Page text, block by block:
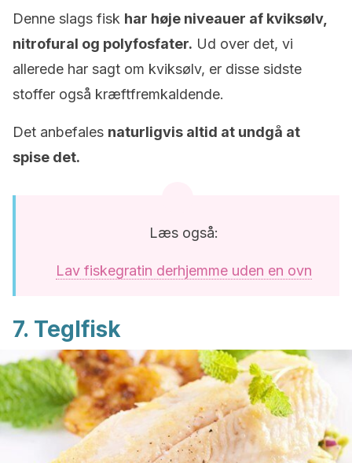
Denne slags fisk har høje niveauer af kviksølv,
nitrofural og polyfosfater. Ud over det, vi
allerede har sagt om kviksølv, er disse sidste
stoffer også kræftfremkaldende.
Det anbefales naturligvis altid at undgå at
spise det.
Læs også:
Lav fiskegratin derhjemme uden en ovn
7. Teglfisk